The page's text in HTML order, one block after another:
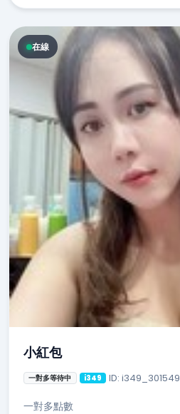
在線
小紅包
一對多等待中 i349 ID: i349_301549
一對多點數